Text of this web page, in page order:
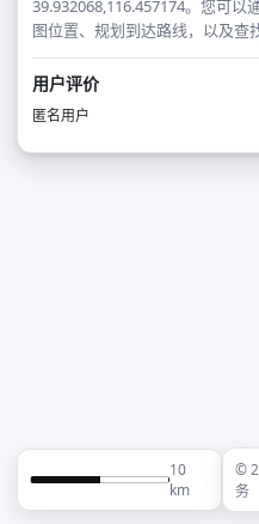
39.932068,116.457174。您可
图位置、规划到达路线，以及查
用户评价
匿名用户
10
km
©
务